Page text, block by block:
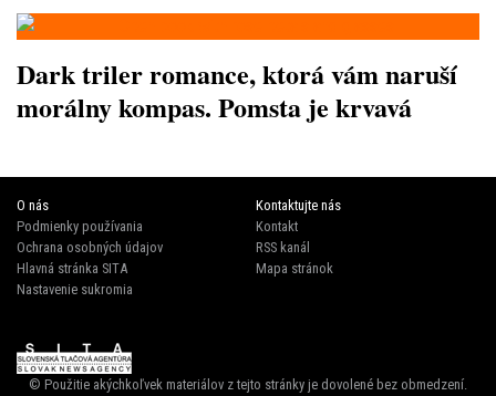
Dark triler romance, ktorá vám naruší
morálny kompas. Pomsta je krvavá
O nás
Podmienky používania
Ochrana osobných údajov
Hlavná stránka SITA
Nastavenie sukromia
Kontaktujte nás
Kontakt
RSS kanál
Mapa stránok
© Použitie akýchkoľvek materiálov z tejto stránky je dovolené bez obmedzení.